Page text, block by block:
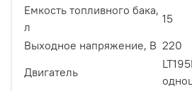
Емкость топливного бака,
л
15
Выходное напряжение, В 220
Двигатель